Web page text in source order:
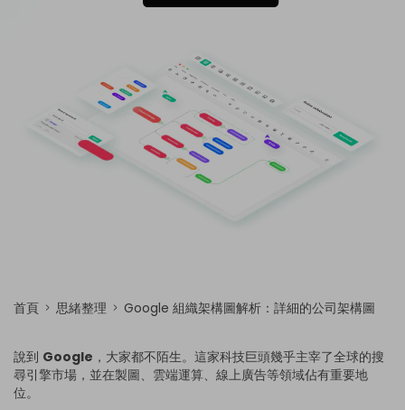
首頁 思緒整理 Google 組織架構圖解析：詳細的公司架構圖
說到 Google ，大家都不陌生。這家科技巨頭幾乎主宰了全球的搜
尋引擎市場，並在製圖、雲端運算、線上廣告等領域佔有重要地
位。